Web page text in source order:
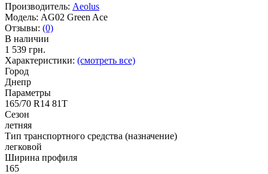
Производитель: Aeolus
Модель: AG02 Green Ace
Отзывы: (0)
В наличии
1 539 грн.
Характеристики: (смотреть все)
Город
Днепр
Параметры
165/70 R14 81T
Сезон
летняя
Тип транспортного средства (назначение)
легковой
Ширина профиля
165